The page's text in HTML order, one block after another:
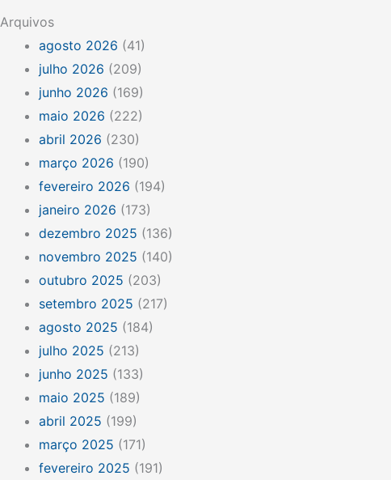
Arquivos
agosto 2026 (41)
julho 2026 (209)
junho 2026 (169)
maio 2026 (222)
abril 2026 (230)
março 2026 (190)
fevereiro 2026 (194)
janeiro 2026 (173)
dezembro 2025 (136)
novembro 2025 (140)
outubro 2025 (203)
setembro 2025 (217)
agosto 2025 (184)
julho 2025 (213)
junho 2025 (133)
maio 2025 (189)
abril 2025 (199)
março 2025 (171)
fevereiro 2025 (191)